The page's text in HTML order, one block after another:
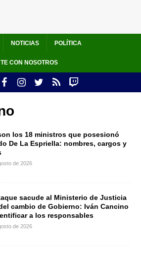
NOTICIAS POLÍTICA
CON NOSOTROS
los 18 ministros que posesionó
De La Espriella: nombres, cargos y
de 2026
sacude al Ministerio de Justicia
cambio de Gobierno: Iván Cancino
a los responsables
de 2026